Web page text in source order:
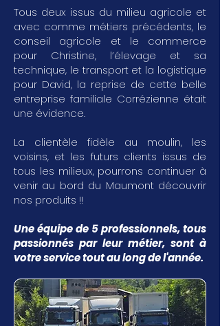
Tous deux issus du milieu agricole et
avec comme métiers précédents, le
conseil agricole et le commerce
pour Christine, l’élevage et sa
technique, le transport et la logistique
pour David, la reprise de cette belle
entreprise familiale Corrézienne était
une évidence.
La clientèle fidèle au moulin, les
voisins, et les futurs clients issus de
tous les milieux, pourrons continuer à
venir au bord du Maumont découvrir
nos produits !!
Une équipe de 5 professionnels, tous
passionnés par leur métier, sont à
votre service tout au long de l'année.